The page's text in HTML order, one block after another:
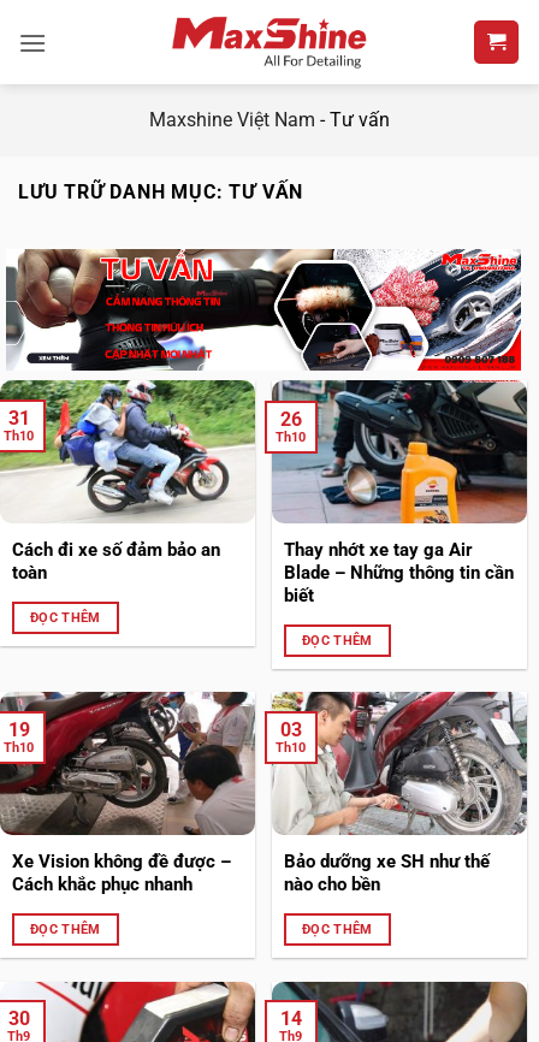
qua
Maxshine Việt Nam -Tư vấn
LƯU TRỮ DANH MỤC:TƯ VẤN
Cách đi xe số đảm bảo an
toàn
ĐỌC THÊM
31
Th10
Thay nhớt xe tay ga Air
Blade – Những thông tin cần
biết
ĐỌC THÊM
26
Th10
Xe Vision không đề được –
Cách khắc phục nhanh
ĐỌC THÊM
19
Th10
Bảo dưỡng xe SH như thế
nào cho bền
ĐỌC THÊM
03
Th10
30
Th9
14
Th9